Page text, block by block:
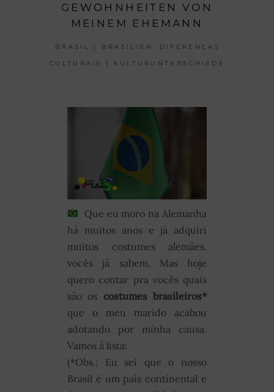
GEWOHNHEITEN VON
MEINEM EHEMANN
BRASIL | BRASILIEN DIFERENÇAS
CULTURAIS | KULTURUNTERSCHIEDE
Que eu moro na Alemanha
há muitos anos e já adquiri
muitos costumes alemães,
vocês já sabem. Mas hoje
quero contar pra vocês quais
são os costumes brasileiros*
que o meu marido acabou
adotando por minha causa.
Vamos à lista:
(*Obs.: Eu sei que o nosso
Brasil é um país continental e